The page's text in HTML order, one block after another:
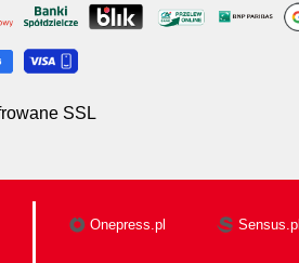
SSL
Onepress.pl Sensus.pl